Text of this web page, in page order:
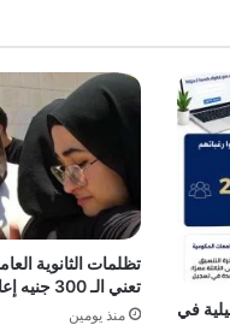
في
تظلمات الثانوية
تعني الـ 300 جنيه إعادة تصحيح الامتحانات؟
منذ يومين